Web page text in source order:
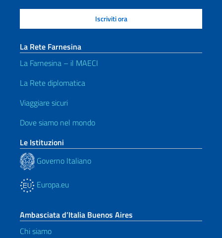
La Rete Farnesina
La Farnesina – il MAECI
La Rete diplomatica
Viaggiare sicuri
Dove siamo nel mondo
Le Istituzioni
Governo Italiano
Europa.eu
Ambasciata d’Italia Buenos Aires
Chi siamo